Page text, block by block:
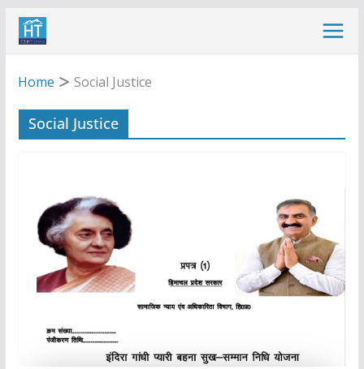
Skip
Home
Social Justice
Social Justice